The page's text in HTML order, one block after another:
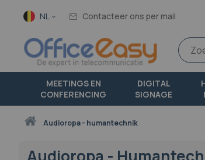
Taal NL Contacteer ons per mail
MEETINGS EN
CONFERENCING
DIGITAL
SIGNAGE
Thuisaudioropa - humantechnik
Audioropa -